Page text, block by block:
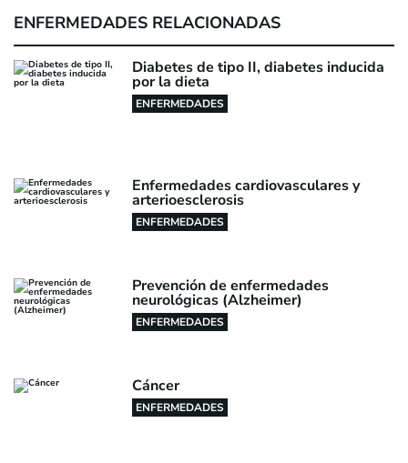
ENFERMEDADES RELACIONADAS
Diabetes de tipo II, diabetes inducida
por la dieta
ENFERMEDADES
Enfermedades cardiovasculares y
arterioesclerosis
ENFERMEDADES
Prevención de enfermedades
neurológicas (Alzheimer)
ENFERMEDADES
Cáncer
ENFERMEDADES